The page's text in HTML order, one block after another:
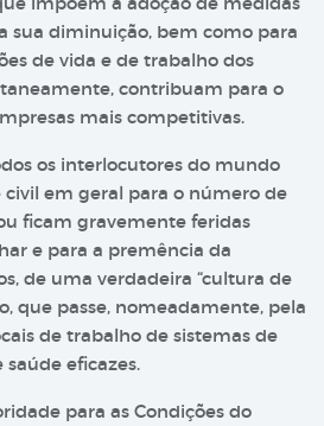
sua diminuição, bem como para
de vida e de trabalho dos
contribuam para o
mais competitivas.
os interlocutores do mundo
civil em geral para o número de
ficam gravemente feridas
e para a premência da
de uma verdadeira “cultura de
que passe, nomeadamente, pela
de trabalho de sistemas de
eficazes.
para as Condições do